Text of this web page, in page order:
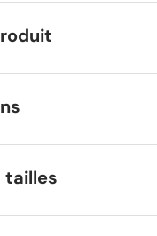
tailles